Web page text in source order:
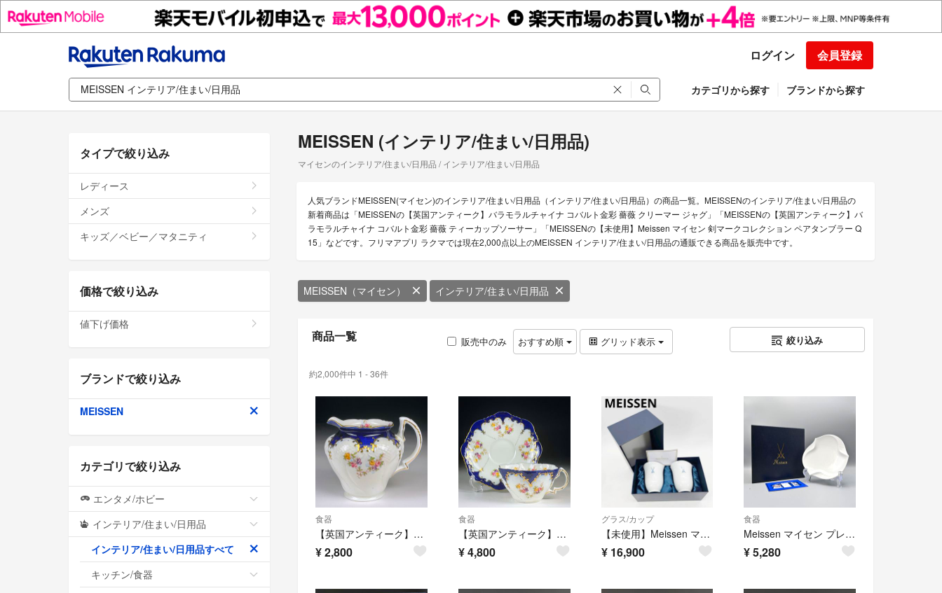
ログイン 会員登録
カテゴリから探す ブランドから探す
MEISSEN (インテリア/住まい/日用品)
マイセンのインテリア/住まい/日用品 / インテリア/住まい/日用品
人気ブランドMEISSEN(マイセン)のインテリア/住まい/日用品（インテリア/住まい/日用品）の商品一覧。MEISSENのインテリア/住まい/日用品の
新着商品は「MEISSENの【英国アンティーク】バラモラルチャイナ コバルト金彩 薔薇 クリーマー ジャグ」「MEISSENの【英国アンティーク】バ
ラモラルチャイナ コバルト金彩 薔薇 ティーカップソーサー」「MEISSENの【未使用】Meissen マイセン 剣マークコレクション ペアタンブラー Q
15」などです。フリマアプリ ラクマでは現在2,000点以上のMEISSEN インテリア/住まい/日用品の通販できる商品を販売中です。
MEISSEN（マイセン） インテリア/住まい/日用品
商品一覧 販売中のみ おすすめ順 グリッド表示 絞り込み
約2,000件中 1 - 36件
食器
【英国アンティーク】バラモラルチャイナ コバルト金彩 薔薇 クリーマー ジャグ
¥2,800
食器
【英国アンティーク】バラモラルチャイナ コバルト金彩 薔薇 ティーカップソーサー
¥4,800
グラス/カップ
【未使用】Meissen マイセン 剣マークコレクション ペアタンブラー Q15
¥ 16,900
食器
Meissen マイセン プレート 波の戯れ ホワイト ディッシュ 15.5cm 白磁 T2607-t017
¥5,280
タイプで絞り込み
レディース
メンズ
キッズ／ベビー／マタニティ
価格で絞り込み
値下げ価格
ブランドで絞り込み
MEISSEN
カテゴリで絞り込み
エンタメ/ホビー
インテリア/住まい/日用品
インテリア/住まい/日用品すべて
キッチン/食器